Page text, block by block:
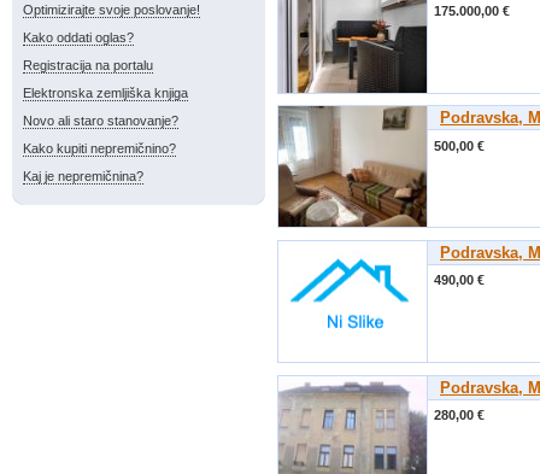
Optimizirajte svoje poslovanje!
Kako oddati oglas?
Registracija na portalu
Elektronska zemljiška knjiga
Novo ali staro stanovanje?
Kako kupiti nepremičnino?
Kaj je nepremičnina?
175.000,00 €
Podravska,
500,00 €
Podravska,
490,00 €
Podravska,
280,00 €